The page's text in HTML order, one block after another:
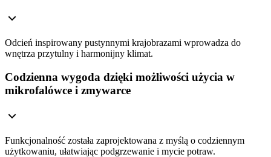
Odcień inspirowany pustynnymi krajobrazami wprowadza do
wnętrza przytulny i harmonijny klimat.
Codzienna wygoda dzięki możliwości użycia w
mikrofalówce i zmywarce
Funkcjonalność została zaprojektowana z myślą o codziennym
użytkowaniu, ułatwiając podgrzewanie i mycie potraw.